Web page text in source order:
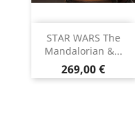
STAR WARS The
Mandalorian &...
Prix
269,00 €